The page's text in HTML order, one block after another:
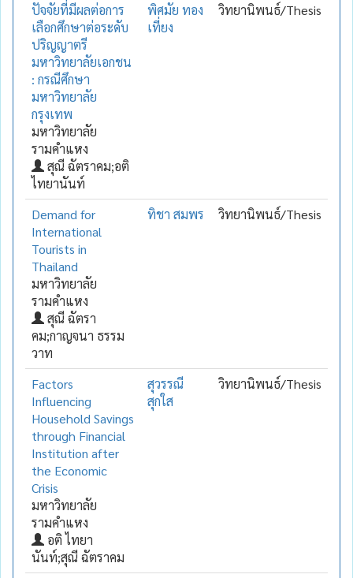
ปัจจัยที่มีผลต่อการ
เลือกศึกษาต่อระดับ
ปริญญาตรี
มหาวิทยาลัยเอกชน
: กรณีศึกษา
มหาวิทยาลัย
กรุงเทพ
มหาวิทยาลัย
รามคำแหง
สุณี ฉัตราคม;อติ
ไทยานันท์
พิศมัย ทอง
เที่ยง
วิทยานิพนธ์/Thesis
Demand for
International
Tourists in
Thailand
มหาวิทยาลัย
รามคำแหง
สุณี ฉัตรา
คม;กาญจนา ธรรม
วาท
ทิชา สมพร วิทยานิพนธ์/Thesis
Factors
Influencing
Household Savings
through Financial
Institution after
the Economic
Crisis
มหาวิทยาลัย
รามคำแหง
อติ ไทยา
นันท์;สุณี ฉัตราคม
สุวรรณี
สุกใส
วิทยานิพนธ์/Thesis